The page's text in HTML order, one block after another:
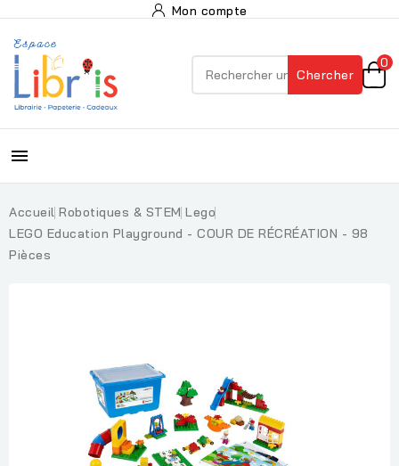
Mon compte
Chercher
0

Accueil Robotiques & STEM Lego
LEGO Education Playground - COUR DE RÉCRÉATION - 98
Pièces